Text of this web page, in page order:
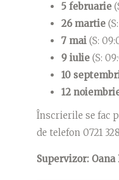
5 februarie
26 martie
7 mai (S:
9 iulie (S:
10
12
Înscrierile se fac
de telefon 0721
Supervizor: Oana